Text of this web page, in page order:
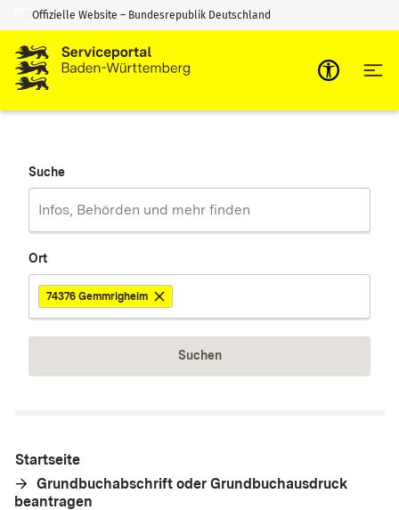
Zum Inhalt springen
Zur Suche springen
Offizielle Website – Bundesrepublik Deutschland
Suche
Ort
74376 Gemmrigheim
Suchen
Startseite
Grundbuchabschrift oder Grundbuchausdruck
beantragen